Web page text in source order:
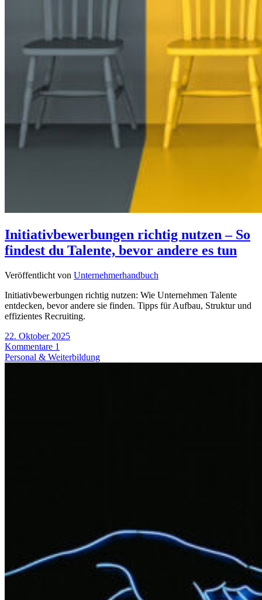
Initiativbewerbungen richtig nutzen – So
findest du Talente, bevor andere es tun
Veröffentlicht von Unternehmerhandbuch
Initiativbewerbungen richtig nutzen: Wie Unternehmen Talente
entdecken, bevor andere sie finden. Tipps für Aufbau, Struktur und
effizientes Recruiting.
22. Oktober 2025
Kommentare 1
Personal & Weiterbildung